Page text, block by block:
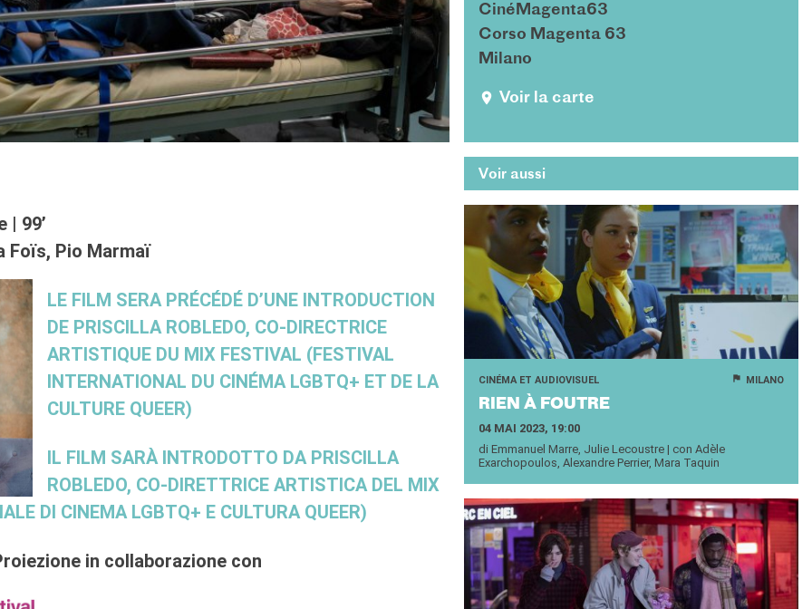
| 99’
Foïs, Pio Marmaï
LE FILM SERA PRÉCÉDÉ D’UNE INTRODUCTION
DE PRISCILLA ROBLEDO, CO-DIRECTRICE
ARTISTIQUE DU MIX FESTIVAL (FESTIVAL
INTERNATIONAL DU CINÉMA LGBTQ+ ET DE LA
CULTURE QUEER)
IL FILM SARÀ INTRODOTTO DA PRISCILLA
ROBLEDO, CO-DIRETTRICE ARTISTICA DEL MIX
DI CINEMA LGBTQ+ E CULTURA QUEER)
in collaborazione con
CinéMagenta63
Corso Magenta 63
Milano
Voir la carte
Voir aussi
CINÉMA ET AUDIOVISUEL MILANO
RIEN À FOUTRE
04 MAI 2023, 19:00
di Emmanuel Marre, Julie Lecoustre | con Adèle
Exarchopoulos, Alexandre Perrier, Mara Taquin